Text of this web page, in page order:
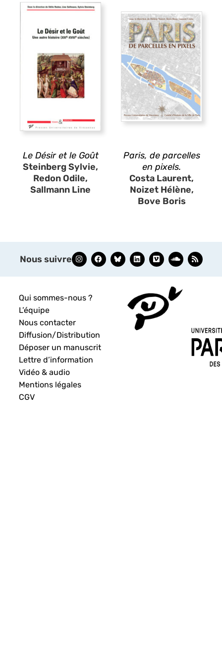
Le Désir et le Goût
Steinberg Sylvie,
Redon Odile,
Sallmann Line
Paris, de parcelles
en pixels.
Costa Laurent,
Noizet Hélène,
Bove Boris
Nous suivre
Qui sommes-nous ?
L’équipe
Nous contacter
Diffusion/Distribution
Déposer un manuscrit
Lettre d’information
Vidéo & audio
Mentions légales
CGV